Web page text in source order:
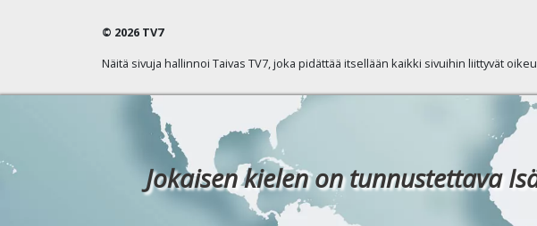
© 2026 TV7
Näitä sivuja hallinnoi Taivas TV7, joka pidättää itsellään kaikki sivuihin liittyvät
Jokaisen kielen on tunnustettava